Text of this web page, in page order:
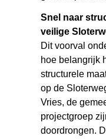
Snel naar
veilige
Dit voorval
hoe belangrijk
structurele
op de
Vries, de
projectgroep
doordrongen.